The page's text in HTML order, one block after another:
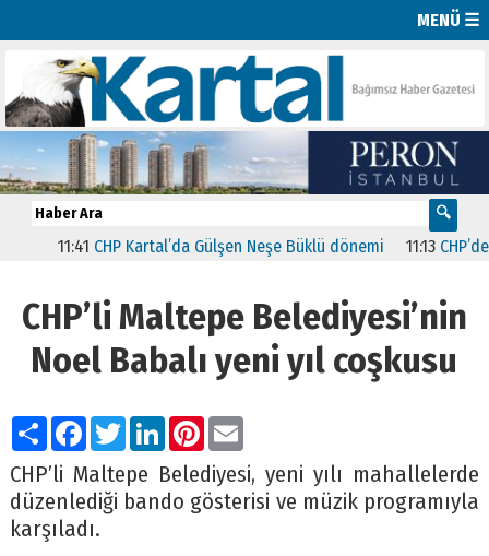
MENÜ ☰
CHP Kartal’da Gülşen Neşe Büklü dönemi 11:13 CHP’de
CHP’li Maltepe Belediyesi’nin
Noel Babalı yeni yıl coşkusu
PaylaşFacebook
TwitterLinkedIn
Pinterest
Email
CHP’li Maltepe Belediyesi, yeni yılı mahallelerde
düzenlediği bando gösterisi ve müzik programıyla
karşıladı.